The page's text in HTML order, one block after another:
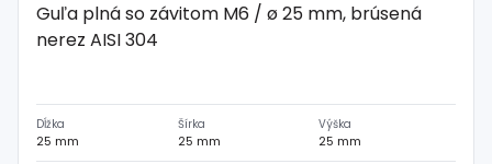
Guľa plná so závitom M6 / ø 25 mm, brúsená
nerez AISI 304
Dĺžka
25 mm
Šírka
25 mm
Výška
25 mm